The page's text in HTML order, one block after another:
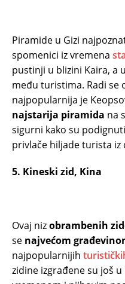
Piramide u Gizi
spomenici iz vremena
pustinji u blizini Kaira, a
među turistima. Radi se
najpopularnija je
najstarija piramida na
sigurni kako su
privlače hiljade turista iz
5. Kineski zid, Kina
Ovaj nizobrambenih
se najvećom
najpopularnijih
zidine izgrađene su još